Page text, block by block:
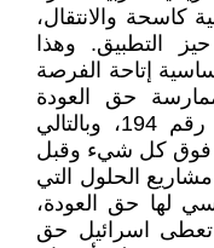
والانتقال،
التطبيق. وهذا
إتاحة الفرصة
حق العودة
المنصوص عليه في القرار الدولي رقم 194، وبالتالي
فوق كل شيء وقبل
الحلول التي
لها حق العودة،
اسرائيل حق